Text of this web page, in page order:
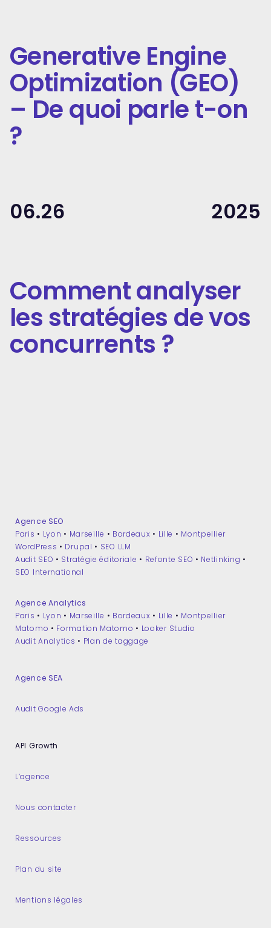
Generative Engine
Optimization (GEO)
– De quoi parle t-on
?
06.26 2025
Comment analyser
les stratégies de vos
concurrents ?
Agence SEO
Paris • Lyon • Marseille • Bordeaux • Lille • Montpellier
WordPress • Drupal • SEO LLM
Audit SEO • Stratégie éditoriale • Refonte SEO • Netlinking •
SEO International
Agence Analytics
Paris • Lyon • Marseille • Bordeaux • Lille • Montpellier
Matomo • Formation Matomo • Looker Studio
Audit Analytics • Plan de taggage
Agence SEA
Audit Google Ads
API Growth
L’agence
Nous contacter
Ressources
Plan du site
Mentions légales